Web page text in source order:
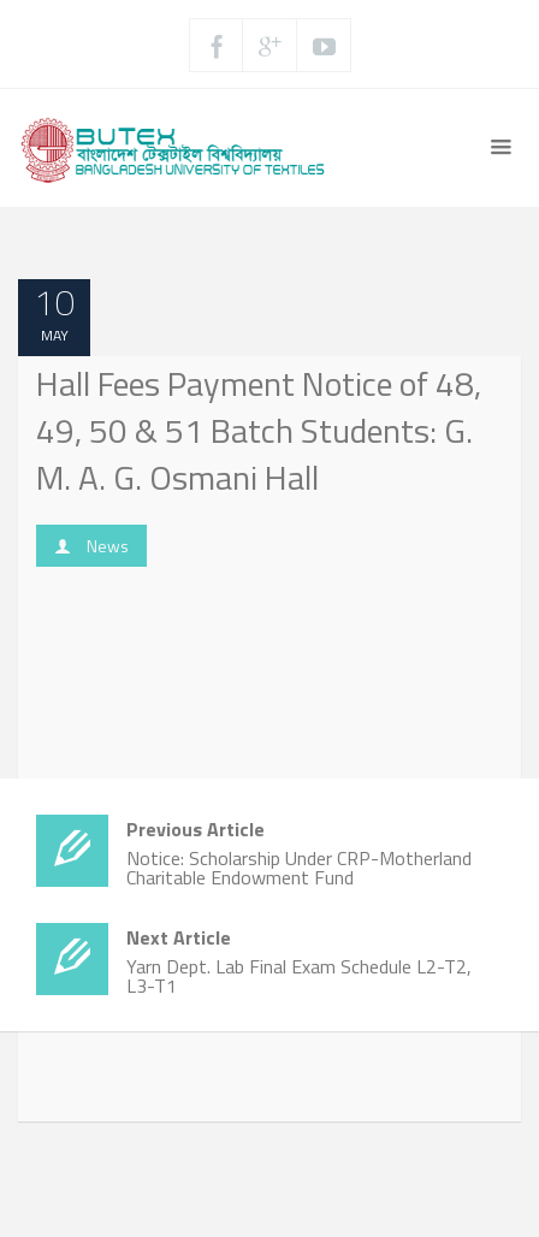
10
MAY
Hall Fees Payment Notice of 48,
49, 50 & 51 Batch Students: G.
M. A. G. Osmani Hall
News
Previous Article
Notice: Scholarship Under CRP-Motherland
Charitable Endowment Fund
Next Article
Yarn Dept. Lab Final Exam Schedule L2-T2,
L3-T1